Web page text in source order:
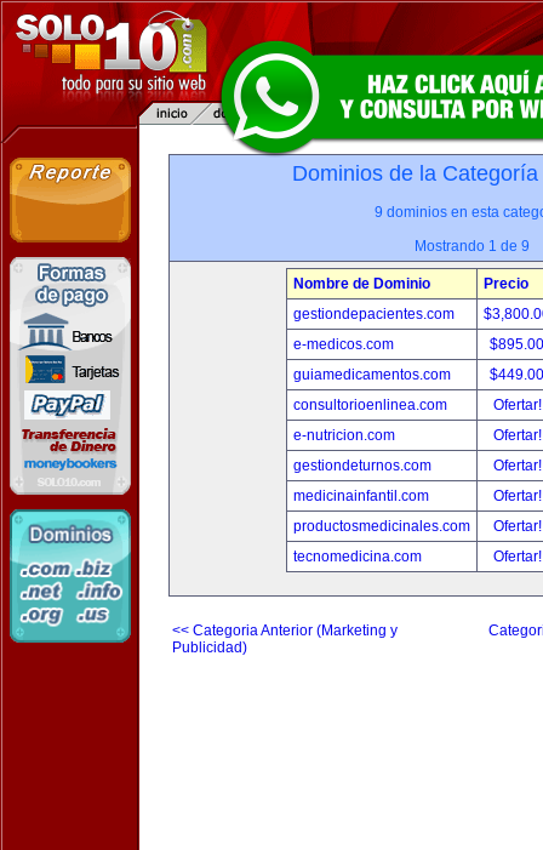
Dominios de la
9 dominios en esta
Mostrando 1 de 9
Nombre de Dominio
Precio
gestiondepacientes.com
e-medicos.com
guiamedicamentos.com
consultorioenlinea.com
e-nutricion.com
gestiondeturnos.com
medicinainfantil.com
productosmedicinales.com
tecnomedicina.com
<< Categoria Anterior (Marketing y
Publicidad)